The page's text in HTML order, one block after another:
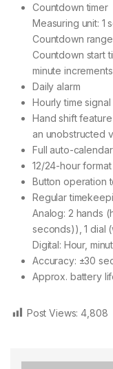
Countdown timer
Measuring unit: 1
Countdown
Countdown start
minute
Daily alarm
Hourly time signal
Hand shift
an unobstructed
Full auto-
12/24-hour format
Button operation
Regular
Analog: 2 hands
seconds)), 1 dial
Digital: Hour,
Accuracy: ±30
Approx. battery
Post Views: 4,808